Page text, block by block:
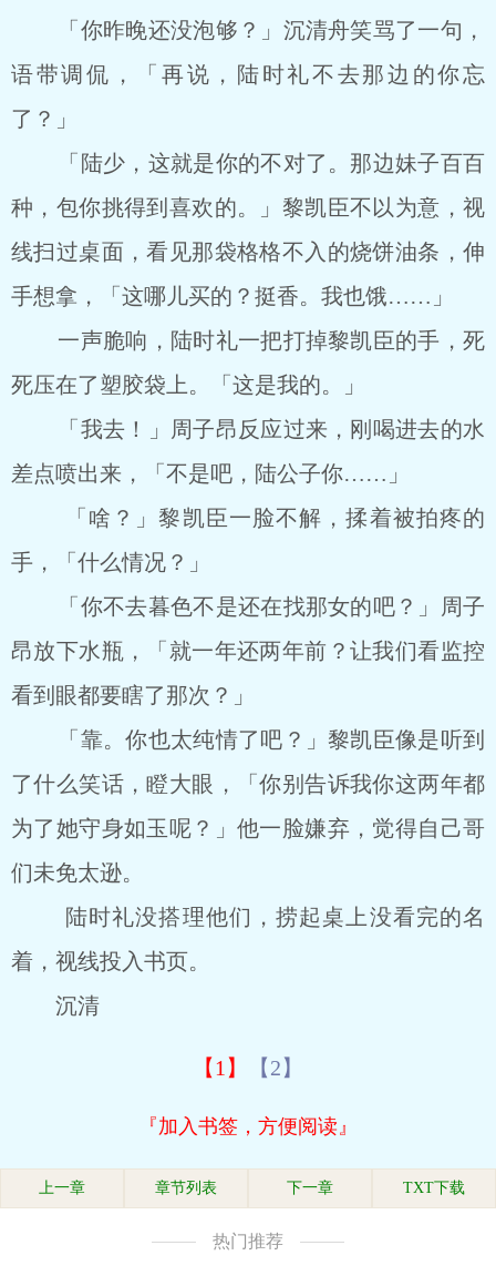
「你昨晚还没泡够？」沉清舟笑骂了一句，
语带调侃，「再说，陆时礼不去那边的你忘
了？」
「陆少，这就是你的不对了。那边妹子百百
种，包你挑得到喜欢的。」黎凯臣不以为意，视
线扫过桌面，看见那袋格格不入的烧饼油条，伸
手想拿，「这哪儿买的？挺香。我也饿……」
一声脆响，陆时礼一把打掉黎凯臣的手，死
死压在了塑胶袋上。「这是我的。」
「我去！」周子昂反应过来，刚喝进去的水
差点喷出来，「不是吧，陆公子你……」
「啥？」黎凯臣一脸不解，揉着被拍疼的
手，「什么情况？」
「你不去暮色不是还在找那女的吧？」周子
昂放下水瓶，「就一年还两年前？让我们看监控
看到眼都要瞎了那次？」
「靠。你也太纯情了吧？」黎凯臣像是听到
了什么笑话，瞪大眼，「你别告诉我你这两年都
为了她守身如玉呢？」他一脸嫌弃，觉得自己哥
们未免太逊。
陆时礼没搭理他们，捞起桌上没看完的名
着，视线投入书页。
沉清
【1】 【2】
『加入书签，方便阅读』
上一章 章节列表 下一章 TXT下载
热门推荐